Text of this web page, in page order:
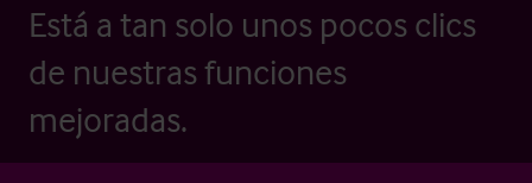
Está a tan solo unos pocos clics
de nuestras funciones
mejoradas.